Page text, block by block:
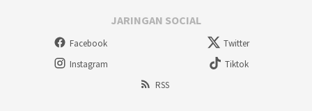
JARINGAN SOCIAL
Facebook
Twitter
Instagram
Tiktok
RSS